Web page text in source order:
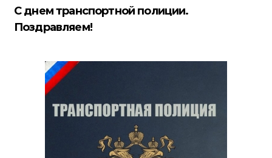
С днем транспортной полиции.
Поздравляем!